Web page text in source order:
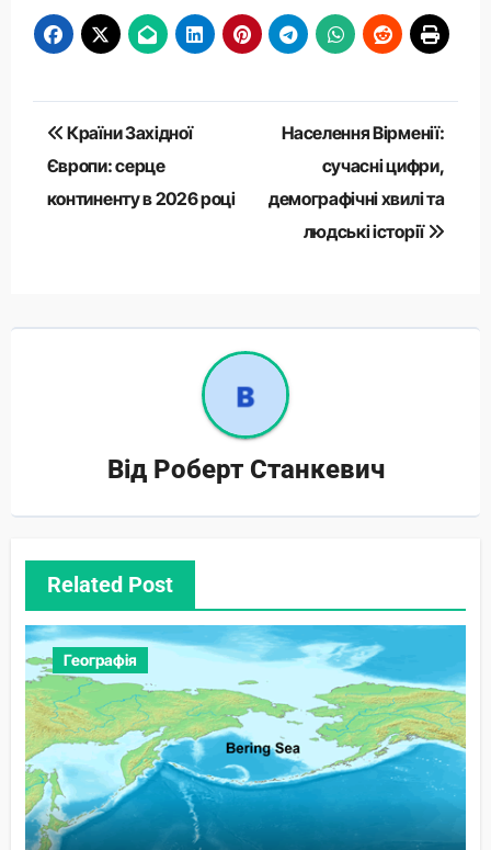
Навігація
записів
Країни Західної
Європи: серце
континенту в 2026 році
Населення Вірменії:
сучасні цифри,
демографічні хвилі та
людські історії
Від Роберт Станкевич
Related Post
Географія